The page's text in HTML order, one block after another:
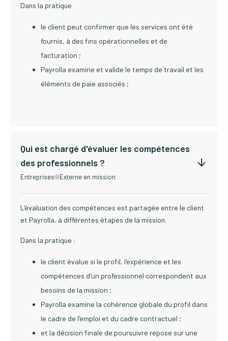
Dans la pratique
le client peut confirmer que les services ont été
fournis, à des fins opérationnelles et de
facturation ;
Payrolla examine et valide le temps de travail et les
éléments de paie associés ;
Qui est chargé d'évaluer les compétences
des professionnels ?
Entreprises Externe en mission
L'évaluation des compétences est partagée entre le client
et Payrolla, à différentes étapes de la mission.
Dans la pratique :
le client évalue si le profil, l'expérience et les
compétences d'un professionnel correspondent aux
besoins de la mission ;
Payrolla examine la cohérence globale du profil dans
le cadre de l'emploi et du cadre contractuel ;
et la décision finale de poursuivre repose sur une